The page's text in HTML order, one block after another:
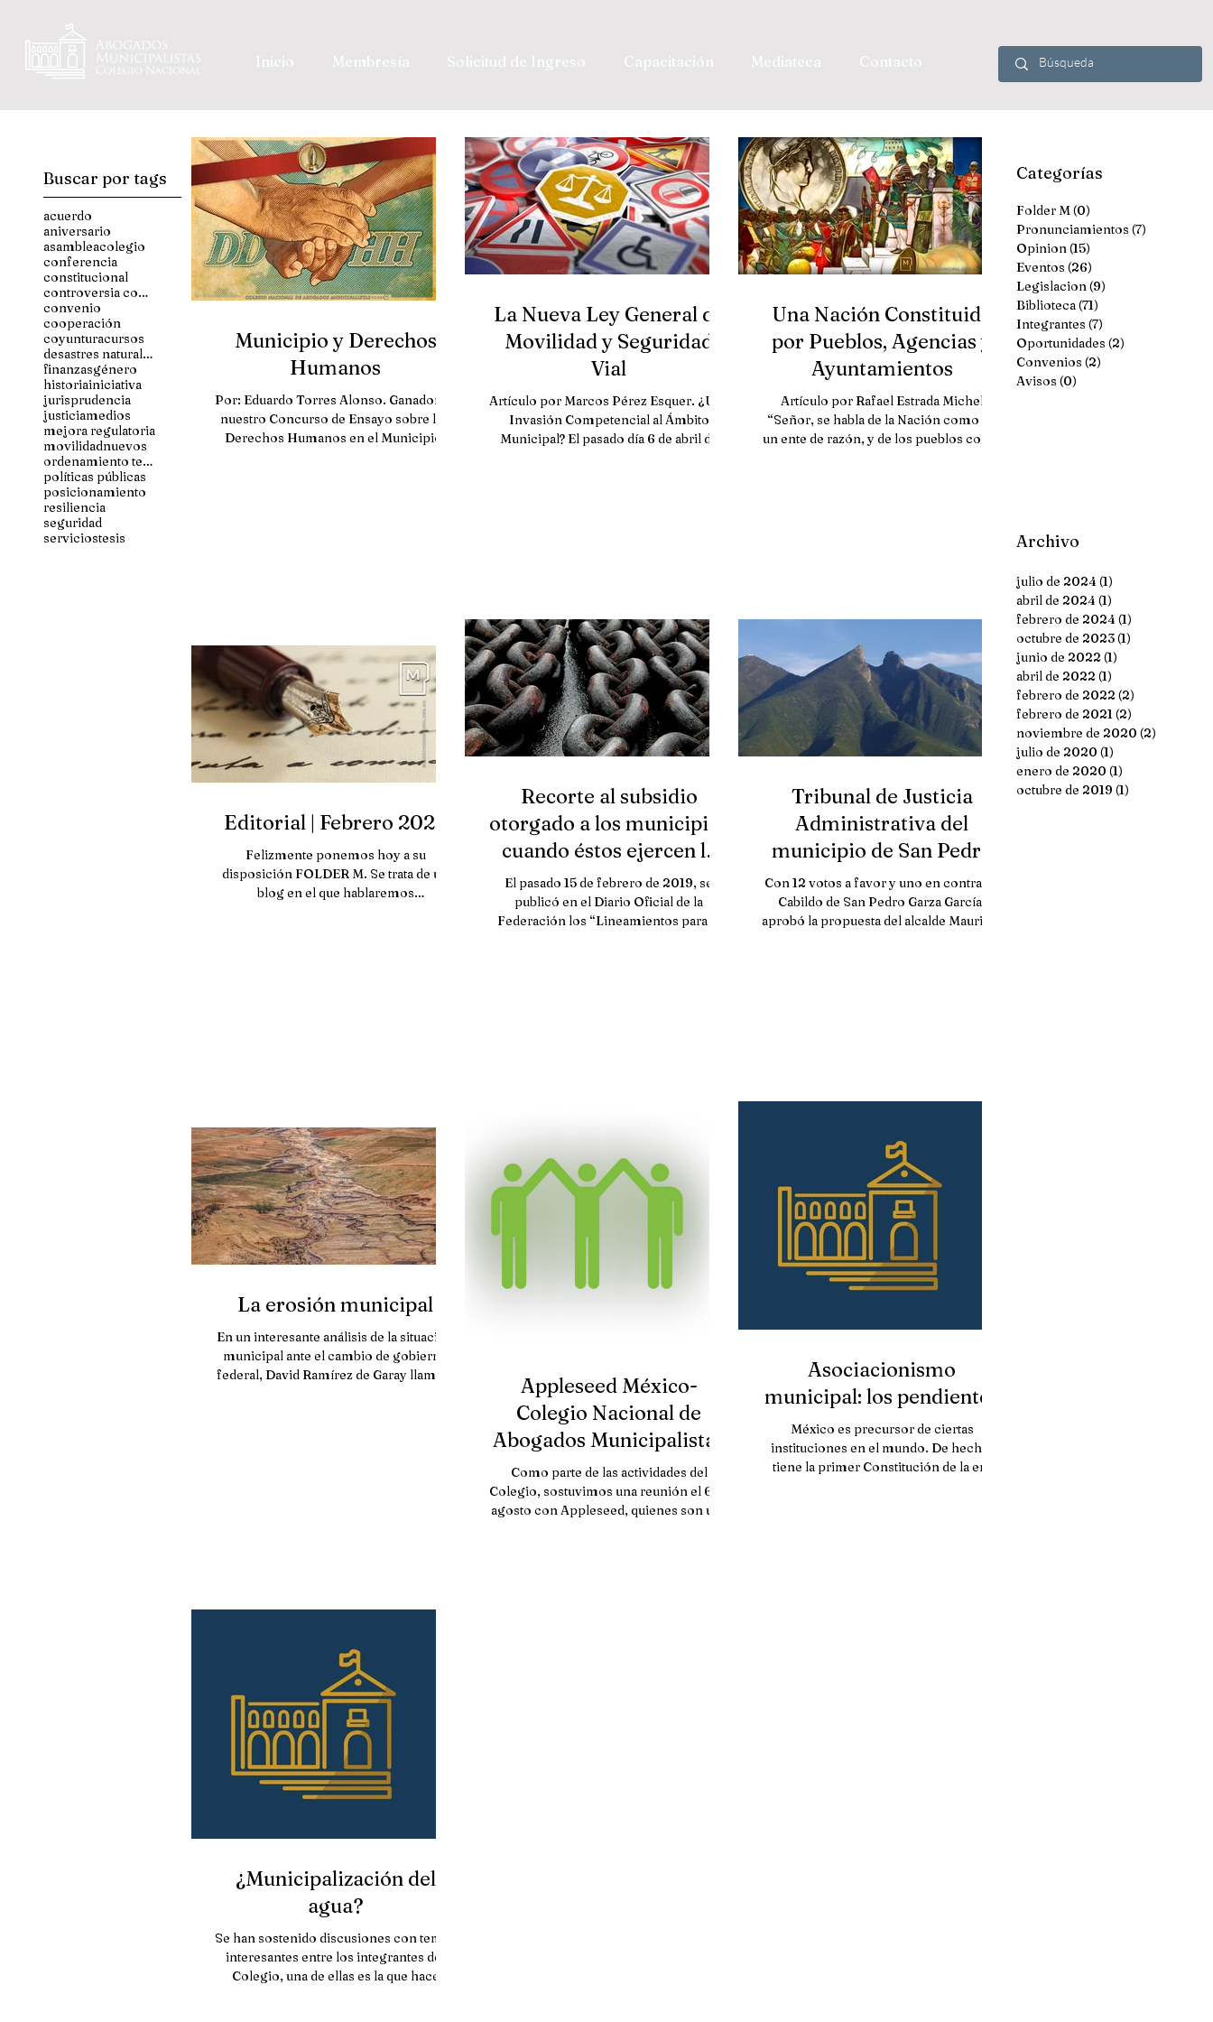
Inicio Membresía Solicitud de Ingreso Capacitación Mediateca Contacto
Buscar por tags
acuerdo
aniversario
asambleacolegio
conferencia
constitucional
controversia constitucional
convenio
cooperación
coyunturacursos
desastres naturales
finanzasgénero
historiainiciativa
jurisprudencia
justiciamedios
mejora regulatoria
movilidadnuevos
ordenamiento territorial
políticas públicas
posicionamiento
resiliencia
seguridad
serviciostesis
Municipio y Derechos
Humanos
Por: Eduardo Torres Alonso. Ganador de
nuestro Concurso de Ensayo sobre los
Derechos Humanos en el Municipio.
La Nueva Ley General de
Movilidad y Seguridad
Vial
Artículo por Marcos Pérez Esquer. ¿Una
Invasión Competencial al Ámbito
Municipal? El pasado día 6 de abril de
Una Nación Constituida
por Pueblos, Agencias y
Ayuntamientos
Artículo por Rafael Estrada Michel
“Señor, se habla de la Nación como de
un ente de razón, y de los pueblos como
Editorial | Febrero 2022
Felizmente ponemos hoy a su
disposición FOLDER M. Se trata de un
blog en el que hablaremos
Recorte al subsidio
otorgado a los municipios
cuando éstos ejercen la
función de seguridad
pública
El pasado 15 de febrero de 2019, se
publicó en el Diario Oficial de la
Federación los “Lineamientos para el
Tribunal de Justicia
Administrativa del
municipio de San Pedro
Garza García, Nuevo León
Con 12 votos a favor y uno en contra, el
Cabildo de San Pedro Garza García,
aprobó la propuesta del alcalde Mauricio
La erosión municipal
En un interesante análisis de la situación
municipal ante el cambio de gobierno
federal, David Ramírez de Garay llama la
Appleseed México-
Colegio Nacional de
Abogados Municipalistas
Como parte de las actividades del
Colegio, sostuvimos una reunión el 6 de
agosto con Appleseed, quienes son una
Asociacionismo
municipal: los pendientes
México es precursor de ciertas
instituciones en el mundo. De hecho,
tiene la primer Constitución de la era
¿Municipalización del
agua?
Se han sostenido discusiones con temas
interesantes entre los integrantes del
Colegio, una de ellas es la que hace
Categorías
Folder M(0)
Pronunciamientos (7)
Opinion(15)
Eventos (26)
Legislacion(9)
Biblioteca(71)
Integrantes (7)
Oportunidades (2)
Convenios (2)
Avisos (0)
Archivo
julio de 2024 (1)
abril de 2024 (1)
febrero de 2024 (1)
octubre de 2023(1)
junio de 2022(1)
abril de 2022(1)
febrero de 2022(2)
febrero de 2021(2)
noviembre de 2020 (2)
julio de 2020 (1)
enero de 2020 (1)
octubre de 2019 (1)